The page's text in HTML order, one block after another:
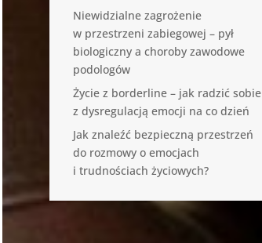
Niewidzialne zagrożenie
w przestrzeni zabiegowej – pył
biologiczny a choroby zawodowe
podologów
Życie z borderline – jak radzić sobie
z dysregulacją emocji na co dzień
Jak znaleźć bezpieczną przestrzeń
do rozmowy o emocjach
i trudnościach życiowych?